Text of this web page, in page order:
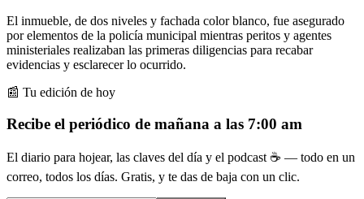
El inmueble, de dos niveles y fachada color blanco, fue asegurado
por elementos de la policía municipal mientras peritos y agentes
ministeriales realizaban las primeras diligencias para recabar
evidencias y esclarecer lo ocurrido.
📰 Tu edición de hoy
Recibe el periódico de mañana a las 7:00 am
El diario para hojear, las claves del día y el podcast ☕ — todo en un
correo, todos los días. Gratis, y te das de baja con un clic.